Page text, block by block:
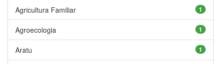
1
Agricultura Familiar
1
Agroecologia
1
Aratu